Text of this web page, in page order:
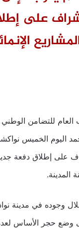
على
العام للتضامن
اليوم الخميس
على إطلاق دفعة
المدينة.
وجوده في مدينة
حجر الأساس لعدة